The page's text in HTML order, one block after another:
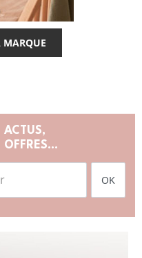
MARQUE
OK